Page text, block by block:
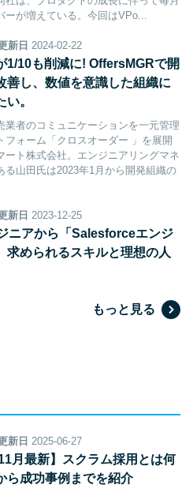
ーが増えている。今回はVPo...
新日 2024-02-22
1/10も削減に! OffersMGRで開
善し、数値を意識した組織に
い。
業者のコミュニケーションを一元管理
フォーム「クロスオーダー 」を展開
ート株式会社。エンジニアリングマネ
る山田氏は2023年1月から開発組織の
新日 2023-12-25
ニアから「Salesforceエンジ
求められるスキルと理想の人
もっと見る
新日 2025-06-27
月最新】スクラム採用とは何
ら成功事例までを紹介